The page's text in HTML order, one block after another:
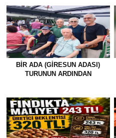
BİR ADA (GİRESUN ADASI)
TURUNUN ARDINDAN